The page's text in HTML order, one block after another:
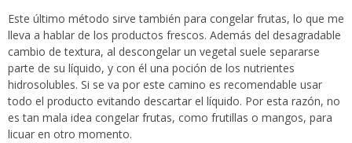
Este último método sirve también para congelar frutas, lo que me
lleva a hablar de los productos frescos. Además del desagradable
cambio de textura, al descongelar un vegetal suele separarse
parte de su líquido, y con él una poción de los nutrientes
hidrosolubles. Si se va por este camino es recomendable usar
todo el producto evitando descartar el líquido. Por esta razón, no
es tan mala idea congelar frutas, como frutillas o mangos, para
licuar en otro momento.